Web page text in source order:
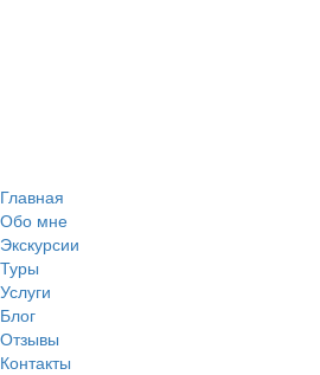
Главная
Обо мне
Экскурсии
Туры
Услуги
Блог
Отзывы
Контакты